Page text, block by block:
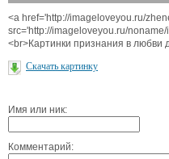
<a href='http://imageloveyou.ru/
src='http://imageloveyou.ru/
<br>Картинки признания в любви
Скачать картинку
Имя или ник:
Комментарий: